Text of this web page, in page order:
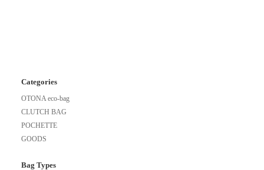
Categories
OTONA eco-bag
CLUTCH BAG
POCHETTE
GOODS
Bag Types